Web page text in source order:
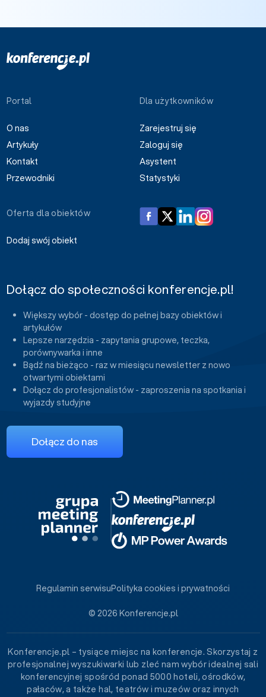
Portal
O nas
Artykuły
Kontakt
Przewodniki
Dla użytkowników
Zarejestruj się
Zaloguj się
Asystent
Statystyki
Oferta dla obiektów
Dodaj swój obiekt
Dołącz do społeczności konferencje.pl!
Większy wybór - dostęp do pełnej bazy obiektów i
artykułów
Lepsze narzędzia - zapytania grupowe, teczka,
porównywarka i inne
Bądź na bieżąco - raz w miesiącu newsletter z nowo
otwartymi obiektami
Dołącz do profesjonalistów - zaproszenia na spotkania i
wyjazdy studyjne
Dołącz do nas
© 2026 Konferencje.pl
Regulamin serwisuPolityka cookies i prywatności
Konferencje.pl – tysiące miejsc na konferencje. Skorzystaj z
profesjonalnej wyszukiwarki lub zleć nam wybór idealnej sali
konferencyjnej spośród ponad 5000 hoteli, ośrodków,
pałaców, a także hal, teatrów i muzeów oraz innych